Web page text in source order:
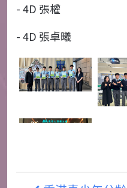
- 4D 張權
-4D 張卓曦